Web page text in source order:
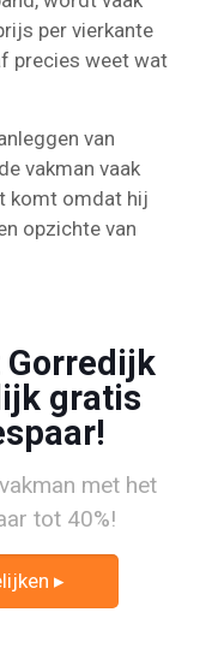
per vierkante
precies weet wat
van
vakman vaak
komt omdat hij
opzichte van
gratis
met het
tot 40%!
▸